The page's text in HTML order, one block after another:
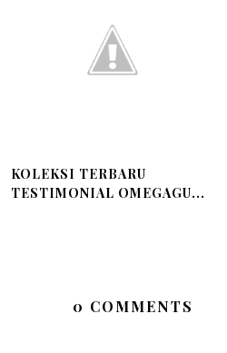
KOLEKSI TERBARU
TESTIMONIAL OMEGAGU...
0 COMMENTS